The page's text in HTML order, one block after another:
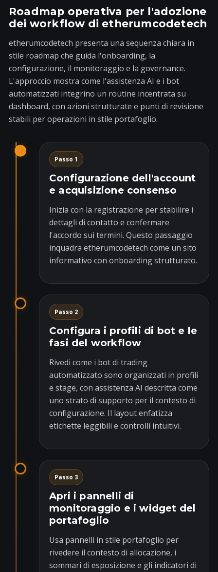
Roadmap operativa per l'adozione
dei workflow di etherumcodetech
etherumcodetech presenta una sequenza chiara in
stile roadmap che guida l'onboarding, la
configurazione, il monitoraggio e la governance.
L'approccio mostra come l'assistenza AI e i bot
automatizzati integrino un routine incentrata su
dashboard, con azioni strutturate e punti di revisione
stabili per operazioni in stile portafoglio.
Passo 1
Configurazione dell'account
e acquisizione consenso
Inizia con la registrazione per stabilire i
dettagli di contatto e confermare
l'accordo sui termini. Questo passaggio
inquadra etherumcodetech come un sito
informativo con onboarding strutturato.
Passo 2
Configura i profili di bot e le
fasi del workflow
Rivedi come i bot di trading
automatizzato sono organizzati in profili
e stage, con assistenza AI descritta come
uno strato di supporto per il contesto di
configurazione. Il layout enfatizza
etichette leggibili e controlli intuitivi.
Passo 3
Apri i pannelli di
monitoraggio e i widget del
portafoglio
Usa pannelli in stile portafoglio per
rivedere il contesto di allocazione, i
sommari di esposizione e gli indicatori di